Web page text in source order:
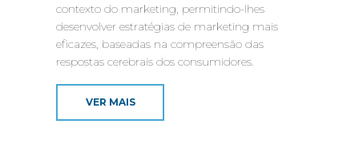
contexto do marketing, permitindo-lhes
desenvolver estratégias de marketing mais
eficazes, baseadas na compreensão das
respostas cerebrais dos consumidores.
VER MAIS